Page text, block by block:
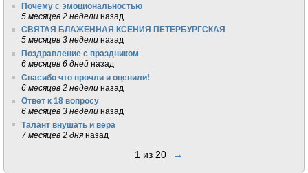
Почему с эмоциональностью
5 месяцев 2 недели назад
СВЯТАЯ БЛАЖЕННАЯ КСЕНИЯ ПЕТЕРБУРГСКАЯ
5 месяцев 3 недели назад
Поздравление с праздником
6 месяцев 6 дней назад
Спасибо что прочли и оценили!
6 месяцев 2 недели назад
Ответ к 18 вопросу
6 месяцев 3 недели назад
Талант внушать и вера
7 месяцев 2 дня назад
1 из 20 →